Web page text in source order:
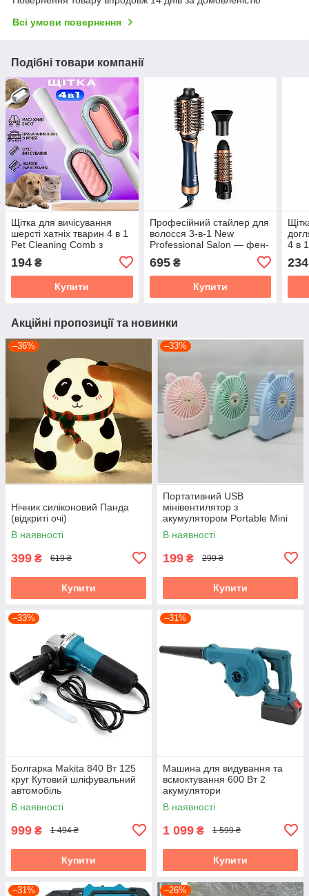
Всі умови повернення
Подібні товари компанії
Щітка для вичісування
шерсті хатніх тварин 4 в 1
Pet Cleaning Comb з
речей Pink W28
194 ₴
Купити
Професійний стайлер для
волосся 3-в-1 New
Professional Salon — фен-
укладання | 600 W | 4
режими нагрівання
695₴
Купити
4 в
234
Акційні пропозиції та новинки
–36%
Нічник силіконовий Панда
(відкриті очі)
В наявності
399 ₴ 619 ₴
Купити
–33%
Портативний USB
мінівентилятор з
акумулятором Portable Mini
Fan (настільний)
В наявності
199 ₴ 299 ₴
Купити
–33%
Болгарка Makita 840 Вт 125
круг Кутовий шліфувальний
автомобіль
В наявності
999 ₴ 1 494 ₴
Купити
–31%
Машина для видування та
всмоктування 600 Вт 2
акумулятори
В наявності
1 099 ₴ 1 599 ₴
Купити
–31% –26%